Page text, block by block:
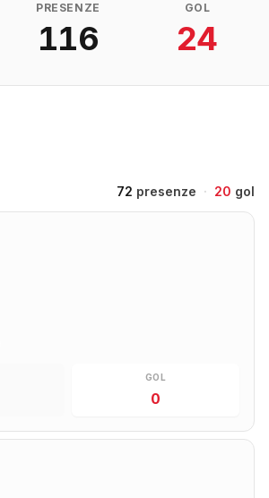
PRESENZE
116
GOL
24
72 presenze · 20 gol
GOL
0